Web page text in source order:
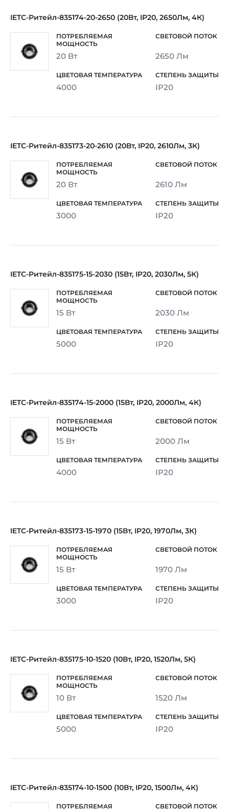
IETC-Ритейл-835174-20-2650 (20Вт, IP20, 2650Лм, 4К)
20 Вт 2650 Лм
4000 IP20
IETC-Ритейл-835173-20-2610 (20Вт, IP20, 2610Лм, 3К)
20 Вт 2610 Лм
3000 IP20
IETC-Ритейл-835175-15-2030 (15Вт, IP20, 2030Лм, 5К)
15 Вт 2030 Лм
5000 IP20
IETC-Ритейл-835174-15-2000 (15Вт, IP20, 2000Лм, 4К)
15 Вт 2000 Лм
4000 IP20
IETC-Ритейл-835173-15-1970 (15Вт, IP20, 1970Лм, 3К)
15 Вт 1970 Лм
3000 IP20
IETC-Ритейл-835175-10-1520 (10Вт, IP20, 1520Лм, 5К)
10 Вт 1520 Лм
5000 IP20
IETC-Ритейл-835174-10-1500 (10Вт, IP20, 1500Лм, 4К)